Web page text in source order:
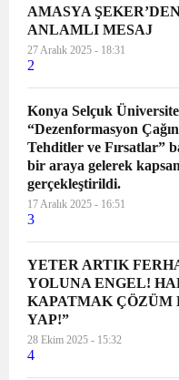
AMASYA
ANLAMLI MESAJ
27 Aralık 2025 - 18:31
2
Konya Selçuk
“Dezenformasyon
Tehditler ve Fırsatlar”
bir araya gelerek
gerçekleştirildi.
17 Aralık 2025 - 16:51
3
YETER ARTIK
YOLUNA ENGEL!
KAPATMAK ÇÖZÜM
YAP!”
28 Ekim 2025 - 15:32
4